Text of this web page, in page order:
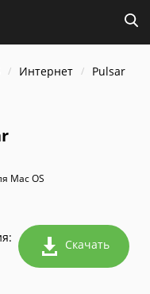
Интернет Pulsar
Mac OS
Скачать